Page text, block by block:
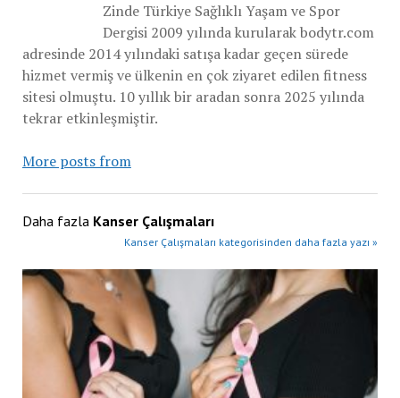
Zinde Türkiye Sağlıklı Yaşam ve Spor
Dergisi 2009 yılında kurularak bodytr.com
adresinde 2014 yılındaki satışa kadar geçen sürede
hizmet vermiş ve ülkenin en çok ziyaret edilen fitness
sitesi olmuştu. 10 yıllık bir aradan sonra 2025 yılında
tekrar etkinleşmiştir.
More posts from
Daha fazla Kanser Çalışmaları
Kanser Çalışmaları kategorisinden daha fazla yazı »